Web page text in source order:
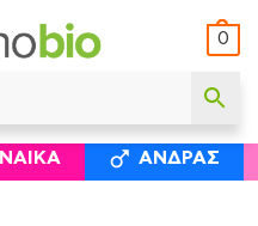
0
ΧΡΙΣΤΙΝΆΚΗ ΕΠΙΚΟΙΝΩΝΊΑ
ΦΥΣΙΚΆ
ΆΝΔΡΑΣ